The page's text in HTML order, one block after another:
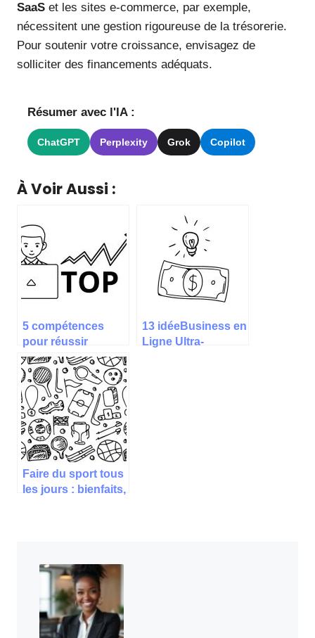
SaaS et les sites e-commerce, par exemple,
nécessitent une gestion rigoureuse de la trésorerie.
Pour soutenir votre croissance, envisagez de
solliciter des financements adéquats.
Résumer avec l'IA :
ChatGPT Perplexity Grok Copilot
À Voir Aussi :
5 compétences
pour réussir
comme consultant
indépendant en
2025
13 idéeBusiness en
Ligne Ultra-
Faire du sport tous
les jours : bienfaits,